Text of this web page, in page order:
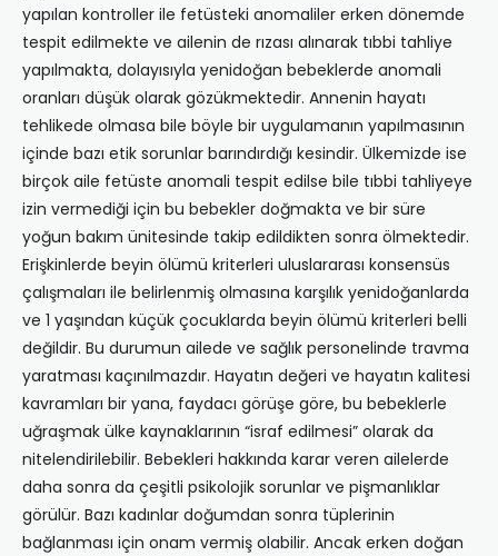
yapılan kontroller ile fetüsteki anomaliler erken dönemde
tespit edilmekte ve ailenin de rızası alınarak tıbbi tahliye
yapılmakta, dolayısıyla yenidoğan bebeklerde anomali
oranları düşük olarak gözükmektedir. Annenin hayatı
tehlikede olmasa bile böyle bir uygulamanın yapılmasının
içinde bazı etik sorunlar barındırdığı kesindir. Ülkemizde ise
birçok aile fetüste anomali tespit edilse bile tıbbi tahliyeye
izin vermediği için bu bebekler doğmakta ve bir süre
yoğun bakım ünitesinde takip edildikten sonra ölmektedir.
Erişkinlerde beyin ölümü kriterleri uluslararası konsensüs
çalışmaları ile belirlenmiş olmasına karşılık yenidoğanlarda
ve 1 yaşından küçük çocuklarda beyin ölümü kriterleri belli
değildir. Bu durumun ailede ve sağlık personelinde travma
yaratması kaçınılmazdır. Hayatın değeri ve hayatın kalitesi
kavramları bir yana, faydacı görüşe göre, bu bebeklerle
uğraşmak ülke kaynaklarının “israf edilmesi” olarak da
nitelendirilebilir. Bebekleri hakkında karar veren ailelerde
daha sonra da çeşitli psikolojik sorunlar ve pişmanlıklar
görülür. Bazı kadınlar doğumdan sonra tüplerinin
bağlanması için onam vermiş olabilir. Ancak erken doğan